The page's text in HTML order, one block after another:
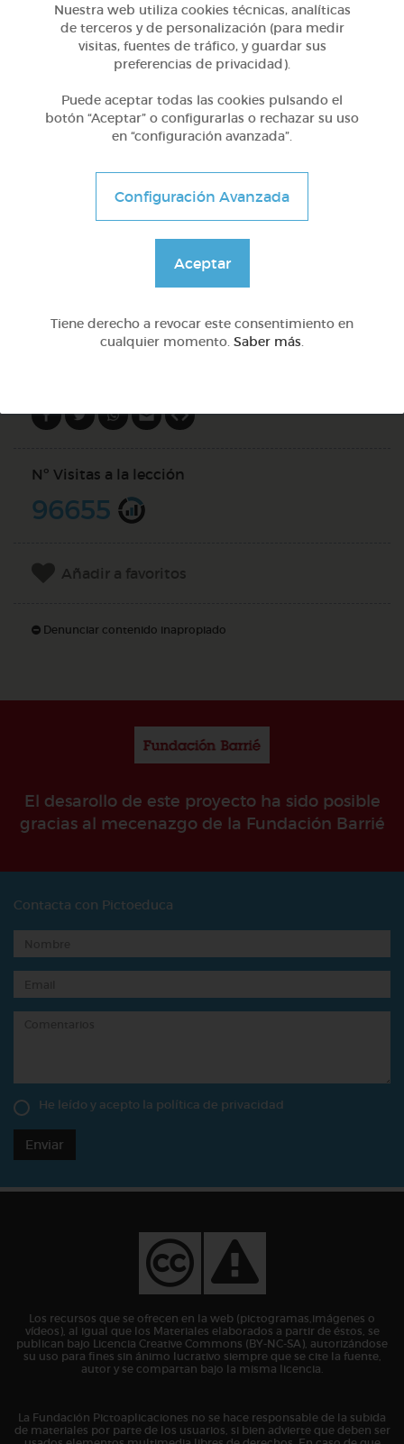
1º Primaria (6-7 años)
Geometría y fotografía
DOCS (2)
Nº Visitas a la lección
96655
Añadir a favoritos
Denunciar contenido inapropiado
El desarollo de este proyecto ha sido posible
gracias al mecenazgo de la Fundación Barrié
Contacta con Pictoeduca
He leído y acepto la política de privacidad
Enviar
Los recursos que se ofrecen en la web (pictogramas,imágenes o
vídeos), al igual que los Materiales elaborados a partir de éstos, se
publican bajo Licencia Creative Commons (BY-NC-SA), autorizándose
su uso para fines sin ánimo lucrativo siempre que se cite la fuente,
autor y se compartan bajo la misma licencia.
La Fundación Pictoaplicaciones no se hace responsable de la subida
de materiales por parte de los usuarios, si bien advierte que deben ser
Nuestra web utiliza cookies técnicas, analíticas
de terceros y de personalización (para medir
visitas, fuentes de tráfico, y guardar sus
preferencias de privacidad).
Puede aceptar todas las cookies pulsando el
botón “Aceptar” o configurarlas o rechazar su uso
en “configuración avanzada”.
Configuración Avanzada
Aceptar
Tiene derecho a revocar este consentimiento en
cualquier momento. Saber más.